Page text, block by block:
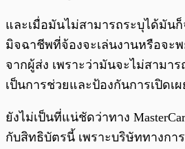
และเมื่อมันไม่สามารถระบุได้มัน
มิจฉาชีพที่จ้องจะเล่นงานหรือจะ
จากผู้ส่ง เพราะว่ามันจะไม่สามา
เป็นการช่วยและป้องกันการเปิดเ
ยังไม่เป็นที่แน่ชัดว่าทาง
กับสิทธิบัตรนี้ เพราะบริษัททางการ